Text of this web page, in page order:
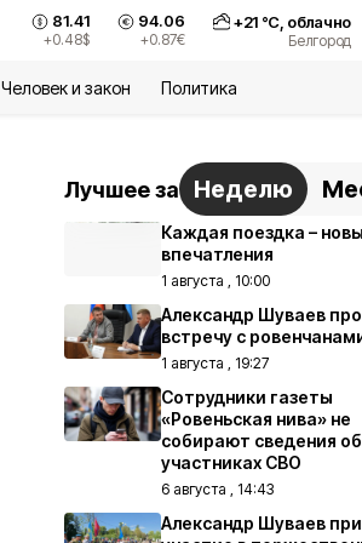
81.41
+0.48$
94.06
+0.87€
+21°С, облачно
Белгород
Человек и закон Политика
Лучшее за Неделю
Каждая поездка –
впечатления
1 августа , 10:00
Александр Шуваев
встречу с
1 августа , 19:27
Сотрудники газеты
«Ровеньская нива» не
собирают сведения об
участниках СВО
6 августа , 14:43
Александр Шуваев